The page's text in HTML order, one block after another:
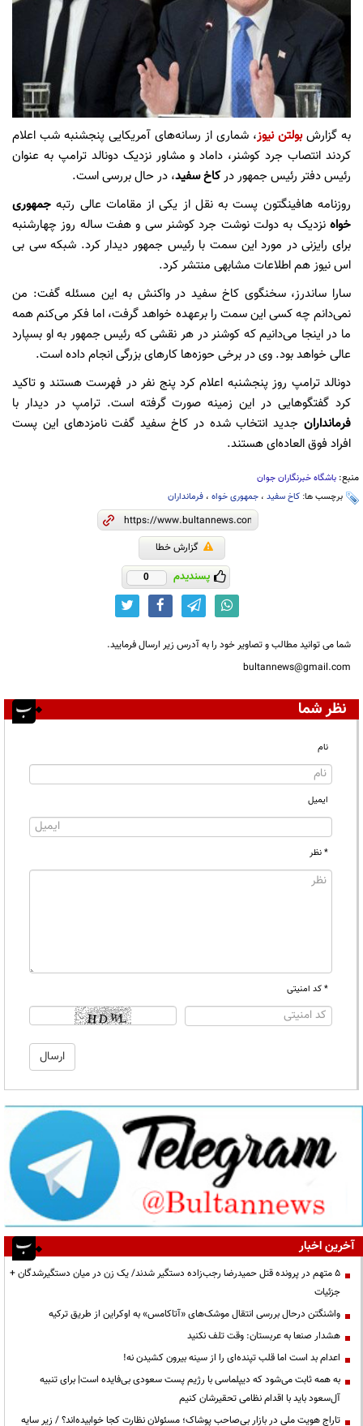
به گزارشبولتن نیوز، شماری از رسانه‌های آمریکایی پنجشنبه شب اعلام
کردند انتصاب جرد کوشنر، داماد و مشاور نزدیک دونالد ترامپ به عنوان
رئیس دفتر رئیس جمهور درکاخ سفید، در حال بررسی است.
روزنامه هافینگتون پست به نقل از یکی از مقامات عالی رتبه جمهوری
خواه نزدیک به دولت نوشت جرد کوشنر سی و هفت ساله روز چهارشنبه
برای رایزنی در مورد این سمت با رئیس جمهور دیدار کرد. شبکه سی بی
اس نیوز هم اطلاعات مشابهی منتشر کرد.
سارا ساندرز، سخنگوی کاخ سفید در واکنش به این مسئله گفت: من
نمی‌دانم چه کسی این سمت را برعهده خواهد گرفت، اما فکر می‌کنم همه
ما در اینجا می‌دانیم که کوشنر در هر نقشی که رئیس جمهور به او بسپارد
عالی خواهد بود. وی در برخی حوزه‌ها کار‌های بزرگی انجام داده است.
دونالد ترامپ روز پنجشنبه اعلام کرد پنج نفر در فهرست هستند و تاکید
کرد گفتگو‌هایی در این زمینه صورت گرفته است. ترامپ در دیدار با
فرمانداران جدید انتخاب شده در کاخ سفید گفت نامزد‌های این پست
افراد فوق العاده‌ای هستند.
منبع: باشگاه خبرنگاران جوان
برچسب ها: کاخ سفید ، جمهوری خواه ، فرمانداران
گزارش خطا
پسندیدم 0
شما می توانید مطالب و تصاویر خود را به آدرس زیر ارسال فرمایید.
bultannews@gmail.com
نظر شما
نام
ایمیل
* نظر
* کد امنیتی
آخرین اخبار
۵ متهم در پرونده قتل حمیدرضا رجب‌زاده دستگیر شدند/ یک زن در میان دستگیرشدگان +
جزئیات
واشنگتن درحال بررسی انتقال موشک‌های «آتاکامس» به اوکراین از طریق ترکیه
هشدار صنعا به عربستان: وقت تلف نکنید
اعدام بد است اما قلب تپنده‌ای را از سینه بیرون کشیدن نه!
به همه ثابت می‌شود که دیپلماسی با رژیم پست سعودی بی‌فایده است| برای تنبیه
آل‌سعود باید با اقدام نظامی تحقیرشان کنیم
تاراج هویت ملی در بازار بی‌صاحب پوشاک؛ مسئولان نظارت کجا خوابیده‌اند؟ / زیر سایه